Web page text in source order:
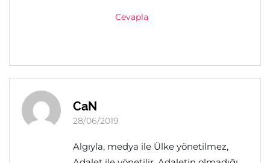
Cevapla
CaN
28/06/2019
Algıyla, medya ile Ülke yönetilmez,